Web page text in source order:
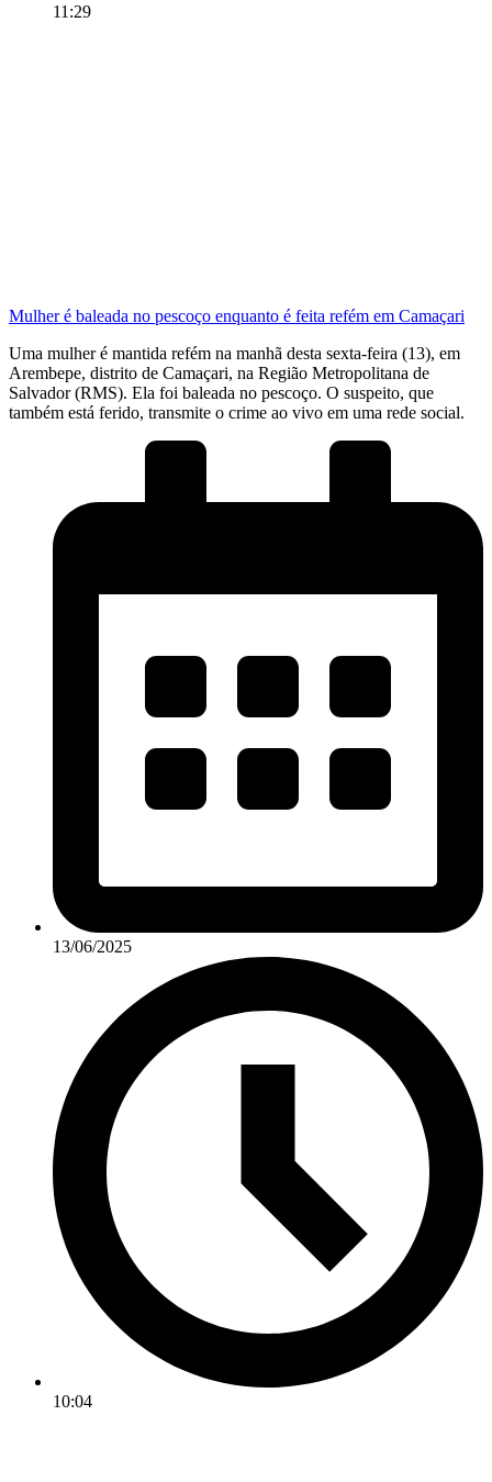
11:29
Mulher é baleada no pescoço enquanto é feita refém em Camaçari
Uma mulher é mantida refém na manhã desta sexta-feira (13), em
Arembepe, distrito de Camaçari, na Região Metropolitana de
Salvador (RMS). Ela foi baleada no pescoço. O suspeito, que
também está ferido, transmite o crime ao vivo em uma rede social.
13/06/2025
10:04